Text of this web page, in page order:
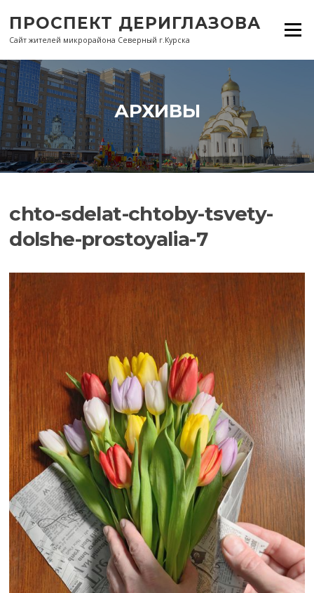
содержанию
ПРОСПЕКТ ДЕРИГЛАЗОВА
Сайт жителей микрорайона Северный г.Курска
Меню
АРХИВЫ
chto-sdelat-chtoby-tsvety-
dolshe-prostoyalia-7